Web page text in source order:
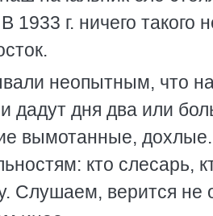
г. ничего такого
неопытным, что
дадут дня два или
вымотанные, дохлые.
кто слесарь,
Слушаем, верится не